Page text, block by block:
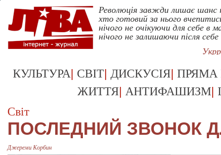
Революція завжди лишає
хто готовий за нього
нічого не очікуючи для себе в
нічого не залишаючи після
КУЛЬТУРА| СВІТ| ДИСКУСІЯ| ПРЯМА
ЖИТТЯ| АНТИФАШИЗМ|
Світ
ПОСЛЕДНИЙ ЗВОНОК
Джереми Корбин